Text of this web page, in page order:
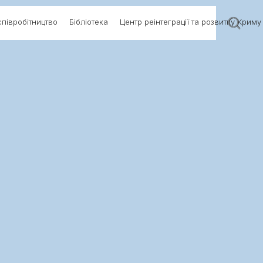
Бібліотека Центр реінтеграції та розвитку Криму